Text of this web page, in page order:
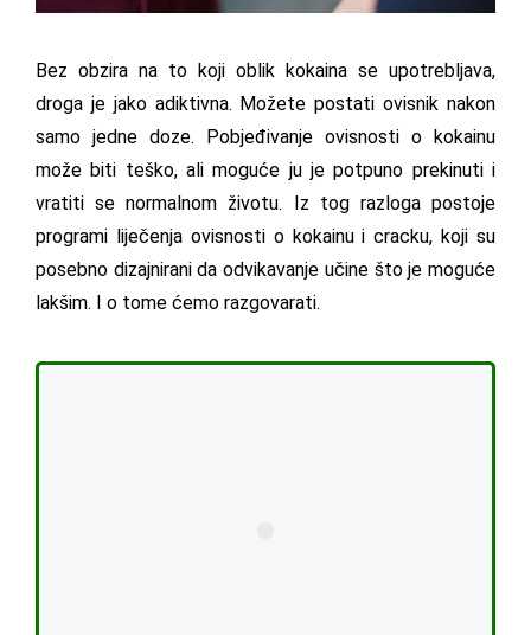
Bez obzira na to koji oblik kokaina se upotrebljava,
droga je jako adiktivna. Možete postati ovisnik nakon
samo jedne doze. Pobjeđivanje ovisnosti o kokainu
može biti teško, ali moguće ju je potpuno prekinuti i
vratiti se normalnom životu. Iz tog razloga postoje
programi liječenja ovisnosti o kokainu i cracku, koji su
posebno dizajnirani da odvikavanje učine što je moguće
lakšim. I o tome ćemo razgovarati.